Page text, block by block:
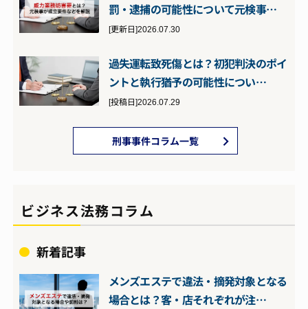
罰・逮捕の可能性について元検事…
[更新日]2026.07.30
過失運転致死傷とは？初犯判決のポイ
ントと執行猶予の可能性につい…
[投稿日]2026.07.29
刑事事件コラム一覧
ビジネス法務コラム
新着記事
メンズエステで違法・摘発対象となる
場合とは？客・店それぞれが注…